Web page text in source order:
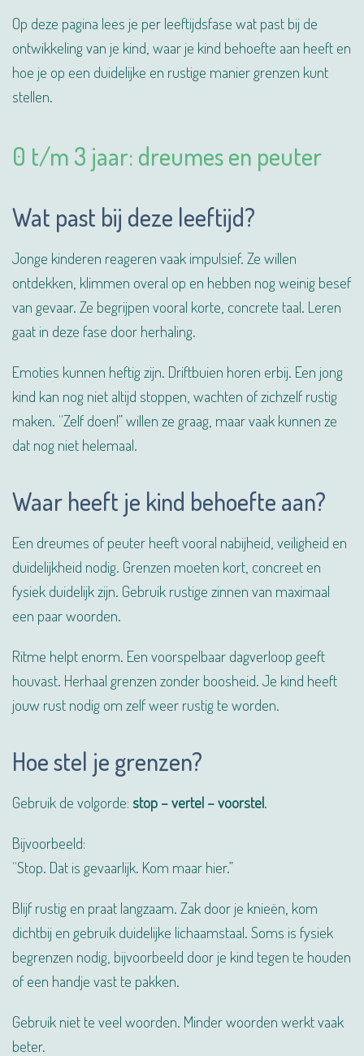
Op deze pagina lees je per leeftijdsfase wat past bij de
ontwikkeling van je kind, waar je kind behoefte aan heeft en
hoe je op een duidelijke en rustige manier grenzen kunt
stellen.
0 t/m 3 jaar: dreumes en peuter
Wat past bij deze leeftijd?
Jonge kinderen reageren vaak impulsief. Ze willen
ontdekken, klimmen overal op en hebben nog weinig besef
van gevaar. Ze begrijpen vooral korte, concrete taal. Leren
gaat in deze fase door herhaling.
Emoties kunnen heftig zijn. Driftbuien horen erbij. Een jong
kind kan nog niet altijd stoppen, wachten of zichzelf rustig
maken. “Zelf doen!” willen ze graag, maar vaak kunnen ze
dat nog niet helemaal.
Waar heeft je kind behoefte aan?
Een dreumes of peuter heeft vooral nabijheid, veiligheid en
duidelijkheid nodig. Grenzen moeten kort, concreet en
fysiek duidelijk zijn. Gebruik rustige zinnen van maximaal
een paar woorden.
Ritme helpt enorm. Een voorspelbaar dagverloop geeft
houvast. Herhaal grenzen zonder boosheid. Je kind heeft
jouw rust nodig om zelf weer rustig te worden.
Hoe stel je grenzen?
Gebruik de volgorde: stop – vertel – voorstel.
Bijvoorbeeld:
“Stop. Dat is gevaarlijk. Kom maar hier.”
Blijf rustig en praat langzaam. Zak door je knieën, kom
dichtbij en gebruik duidelijke lichaamstaal. Soms is fysiek
begrenzen nodig, bijvoorbeeld door je kind tegen te houden
of een handje vast te pakken.
Gebruik niet te veel woorden. Minder woorden werkt vaak
beter.